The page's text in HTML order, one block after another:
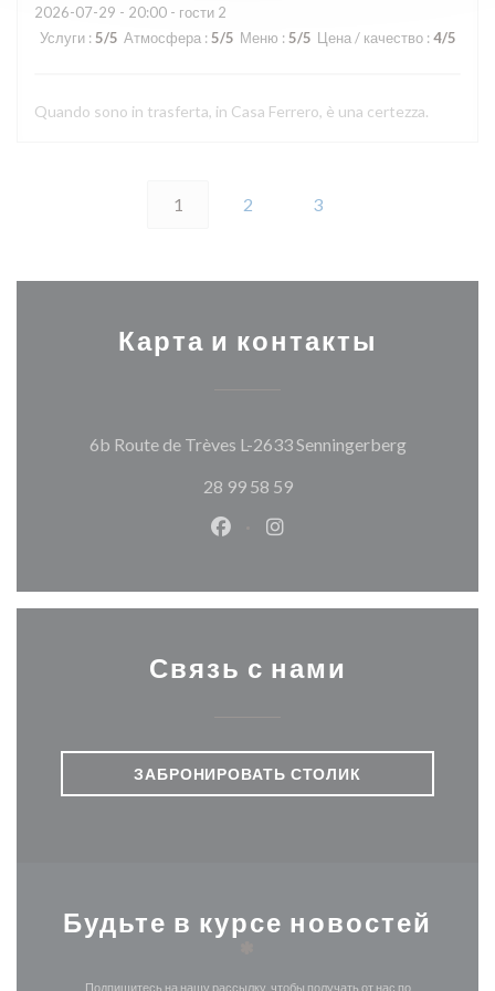
2026-07-29 - 20:00 - гости 2
Услуги : 5/5 Атмосфера : 5/5 Меню : 5/5 Цена / качество : 4/5
Quando sono in trasferta, in Casa Ferrero, è una certezza.
1 2 3
Карта и контакты
6b Route de Trèves L-2633 Senningerberg
28 99 58 59
Facebook ((открывается в
Instagram
Связь с нами
ЗАБРОНИРОВАТЬ СТОЛИК
Будьте в курсе новостей
Подпишитесь на нашу рассылку, чтобы получать от нас по